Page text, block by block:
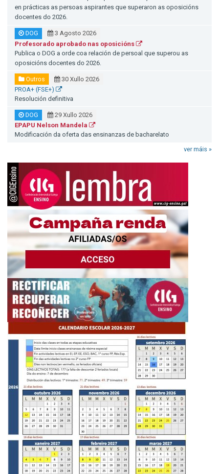
en prácticas as persoas aspirantes que superaron as oposicións
docentes do 2026.
DOG
3 Agosto 2026
Profesorado aprobado nas oposicións
Publica o DOG a orde coa relación de persoal que superou as
oposicións docentes do 2026.
Outros
30 Xullo 2026
PROA+ (FSE+)
Resolución definitiva
DOG
29 Xullo 2026
EPAPU Nelson Mandela
Modificación da oferta das ensinanzas de bacharelato
ver máis »